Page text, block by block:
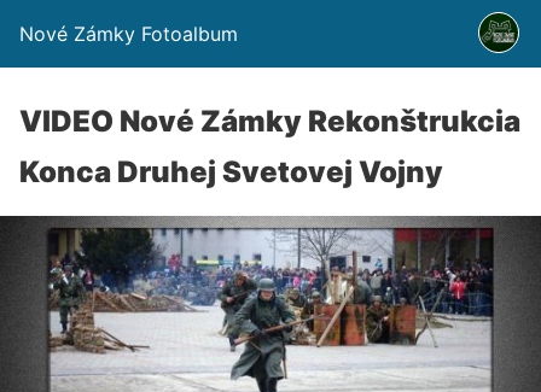
Nové Zámky Fotoalbum
VIDEO Nové Zámky Rekonštrukcia
Konca Druhej Svetovej Vojny